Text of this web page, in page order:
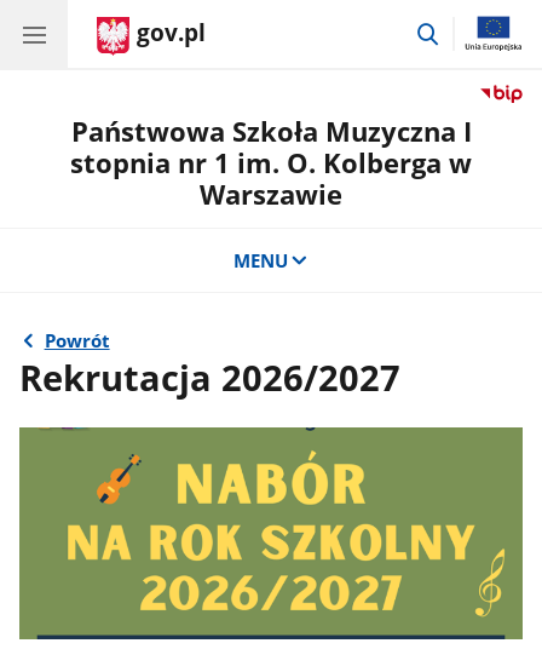
gov.pl
przejdź
Państwowa Szkoła Muzyczna I
stopnia nr 1 im. O. Kolberga w
Warszawie
MENU
Powrót
Rekrutacja 2026/2027